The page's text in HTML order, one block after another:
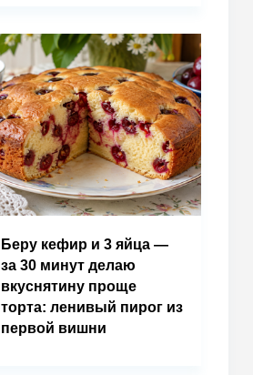
Беру кефир и 3 яйца —
за 30 минут делаю
вкуснятину проще
торта: ленивый пирог из
первой вишни